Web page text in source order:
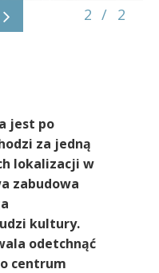
2 / 2
jest po
za jedną
lokalizacji w
zabudowa
kultury.
odetchnąć
centrum